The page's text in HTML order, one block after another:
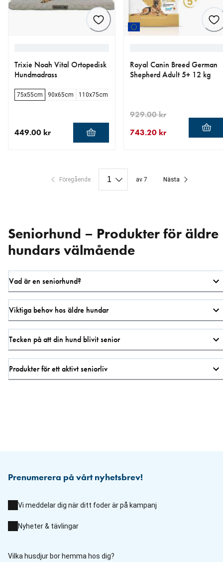
Trixie Noah Vital Ortopedisk
Hundmadrass
75x55cm 90x65cm 110x75cm
449.00 kr
Royal Canin Breed German
Shepherd Adult 5+ 12 kg
743.20 kr
929.00 kr
Föregående av 7 Nästa
Seniorhund – Produkter för äldre
hundars välmående
Vad är en seniorhund?
Viktiga behov hos äldre hundar
Tecken på att din hund blivit senior
Produkter för ett aktivt seniorliv
Prenumerera på vårt nyhetsbrev!
Vi meddelar dig när ditt foder är på kampanj
Nyheter & tävlingar
Vilka husdjur bor hemma hos dig?